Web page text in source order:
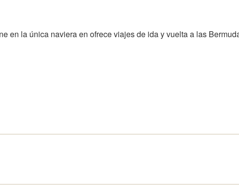
en la única naviera en ofrece viajes de ida y vuelta a las